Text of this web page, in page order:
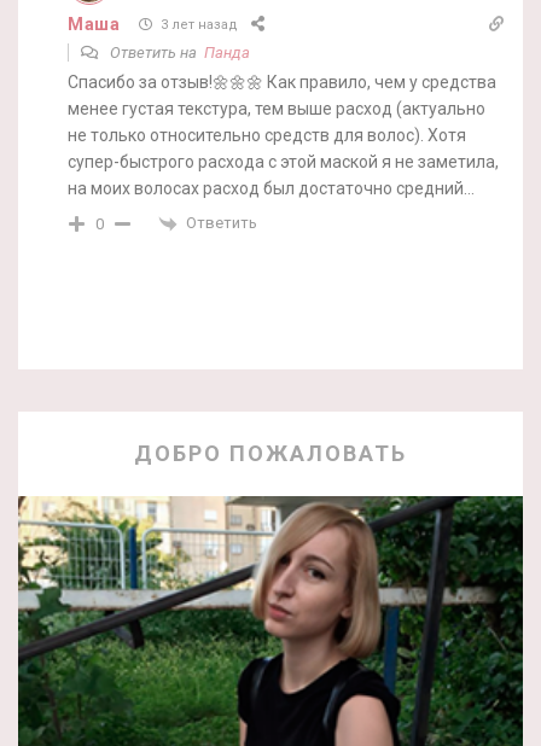
Маша 3 лет назад
Ответить на Панда
Спасибо за отзыв!🌼🌼🌼 Как правило, чем у средства
менее густая текстура, тем выше расход (актуально
не только относительно средств для волос). Хотя
супер-быстрого расхода с этой маской я не заметила,
на моих волосах расход был достаточно средний…
0 Ответить
ДОБРО ПОЖАЛОВАТЬ